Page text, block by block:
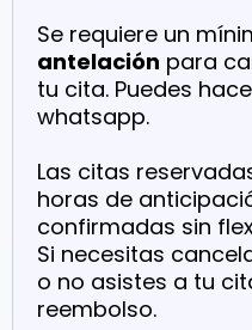
Se requiere un
antelación para
tu cita. Puedes
whatsapp.
Las citas
horas de
confirmadas sin
Si necesitas
o no asistes a tu
reembolso.